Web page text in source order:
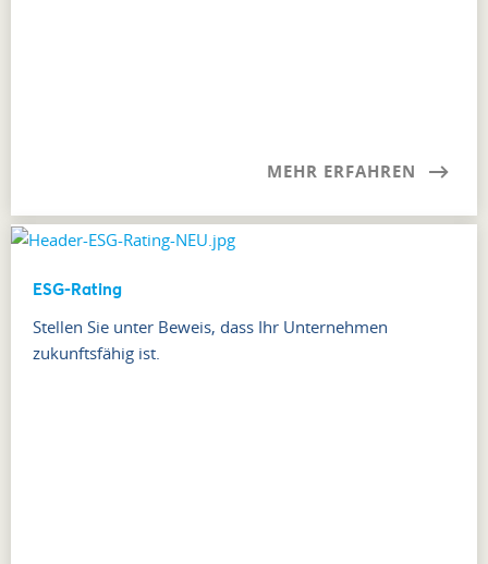
MEHR ERFAHREN
ESG-Rating
Stellen Sie unter Beweis, dass Ihr Unternehmen
zukunftsfähig ist.